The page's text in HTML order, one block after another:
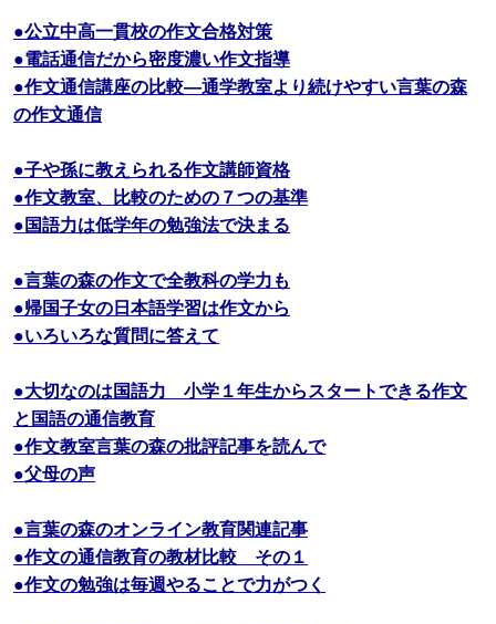
●公立中高一貫校の作文合格対策
●電話通信だから密度濃い作文指導
●作文通信講座の比較―通学教室より続けやすい言葉の森
の作文通信
●子や孫に教えられる作文講師資格
●作文教室、比較のための７つの基準
●国語力は低学年の勉強法で決まる
●言葉の森の作文で全教科の学力も
●帰国子女の日本語学習は作文から
●いろいろな質問に答えて
●大切なのは国語力 小学１年生からスタートできる作文
と国語の通信教育
●作文教室言葉の森の批評記事を読んで
●父母の声
●言葉の森のオンライン教育関連記事
●作文の通信教育の教材比較 その１
●作文の勉強は毎週やることで力がつく